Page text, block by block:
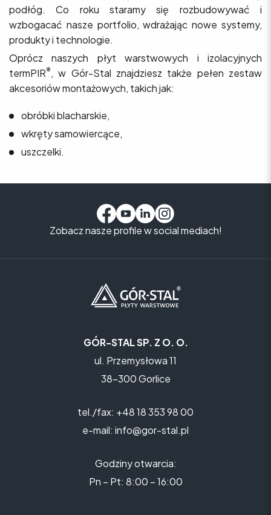
podłóg. Co roku staramy się rozbudowywać i
wzbogacać nasze portfolio, wdrażając nowe systemy,
produkty i technologie.
Oprócz naszych płyt warstwowych i izolacyjnych
termPIR® , w Gór-Stal znajdziesz także pełen zestaw
akcesoriów montażowych, takich jak:
obróbki blacharskie,
wkręty samowiercące,
uszczelki.
Zobacz nasze profile w social mediach!
GÓR-STAL SP. Z O. O.
ul. Przemysłowa 11
38-300 Gorlice
tel./fax: +48 18 353 98 00
e-mail: info@gor-stal.pl
Godziny otwarcia:
Pn – Pt: 8:00 – 16:00